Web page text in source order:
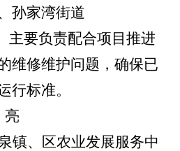
孙家湾街道
主要负责配合项目推进
维修维护问题，确保已
行标准。
亮
镇、区农业发展服务中